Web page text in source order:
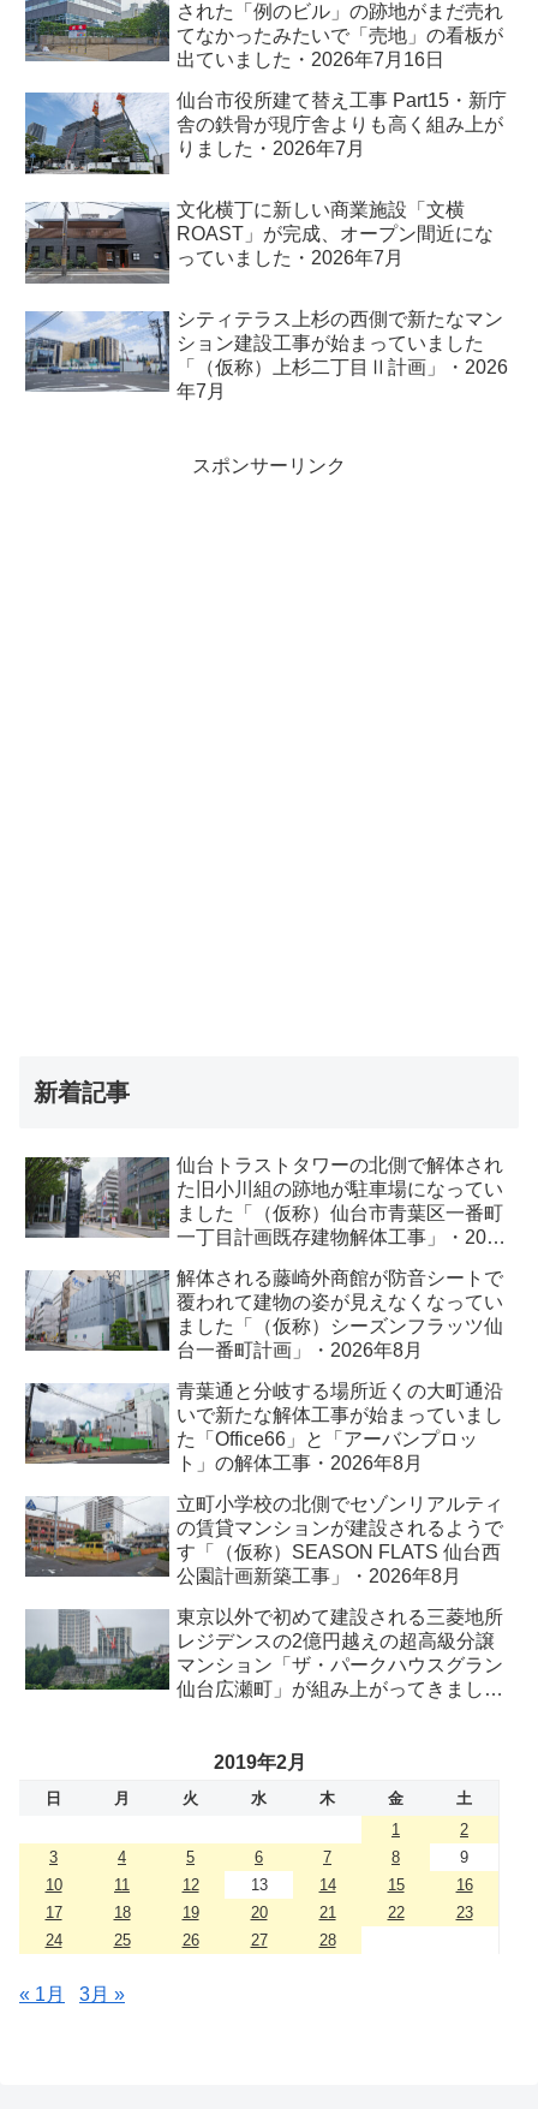
された「例のビル」の跡地がまだ売れ
てなかったみたいで「売地」の看板が
出ていました・2026年7月16日
仙台市役所建て替え工事 Part15・新庁
舎の鉄骨が現庁舎よりも高く組み上が
りました・2026年7月
文化横丁に新しい商業施設「文横
ROAST」が完成、オープン間近にな
っていました・2026年7月
シティテラス上杉の西側で新たなマン
ション建設工事が始まっていました
「（仮称）上杉二丁目Ⅱ計画」・2026
年7月
スポンサーリンク
新着記事
仙台トラストタワーの北側で解体され
た旧小川組の跡地が駐車場になってい
ました「（仮称）仙台市青葉区一番町
一丁目計画既存建物解体工事」・2026
解体される藤崎外商館が防音シートで
覆われて建物の姿が見えなくなってい
ました「（仮称）シーズンフラッツ仙
台一番町計画」・2026年8月
青葉通と分岐する場所近くの大町通沿
いで新たな解体工事が始まっていまし
た「Office66」と「アーバンプロッ
ト」の解体工事・2026年8月
立町小学校の北側でセゾンリアルティ
の賃貸マンションが建設されるようで
す「（仮称）SEASON FLATS 仙台西
公園計画新築工事」・2026年8月
東京以外で初めて建設される三菱地所
レジデンスの2億円越えの超高級分譲
マンション「ザ・パークハウスグラン
仙台広瀬町」が組み上がってきまし
2019年2月
日 月 火 水 木 金
土
1
2
3
4 5 6 7 8
9
10
11 12 13 14 15
16
17
18 19 20 21 22
23
24
25 26 27 28
« 1月 3月 »